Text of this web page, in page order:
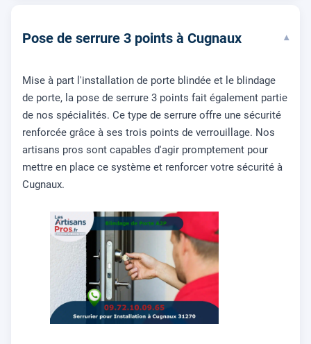
Pose de serrure 3 points à Cugnaux ▾
Mise à part l'installation de porte blindée et le blindage
de porte, la pose de serrure 3 points fait également partie
de nos spécialités. Ce type de serrure offre une sécurité
renforcée grâce à ses trois points de verrouillage. Nos
artisans pros sont capables d'agir promptement pour
mettre en place ce système et renforcer votre sécurité à
Cugnaux.